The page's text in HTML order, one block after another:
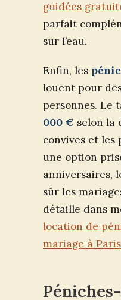
guidées
parfait
sur l’eau.
Enfin, les
louent pour
personnes. Le
000 € selon la
convives et les
une option
anniversaires,
sûr les
détaille dans
location de
mariage à Paris